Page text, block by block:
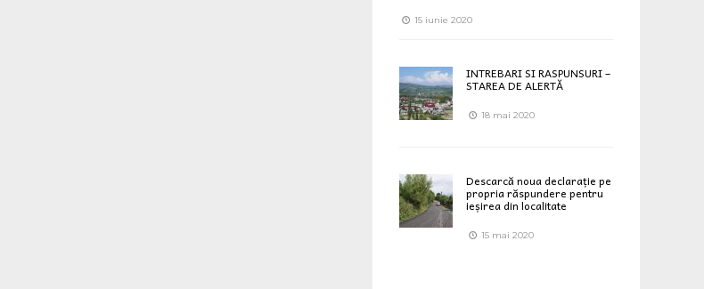
15 iunie 2020
INTREBARI SI RASPUNSURI –
STAREA DE ALERTĂ
18 mai 2020
Descarcă noua declarație pe
propria răspundere pentru
ieșirea din localitate
15 mai 2020